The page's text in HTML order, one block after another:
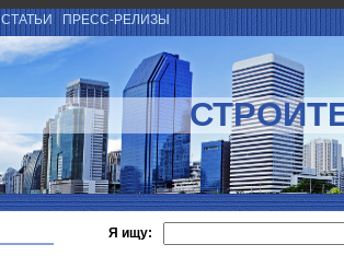
СТАТЬИ ПРЕСС-РЕЛИЗЫ
Я ищу: